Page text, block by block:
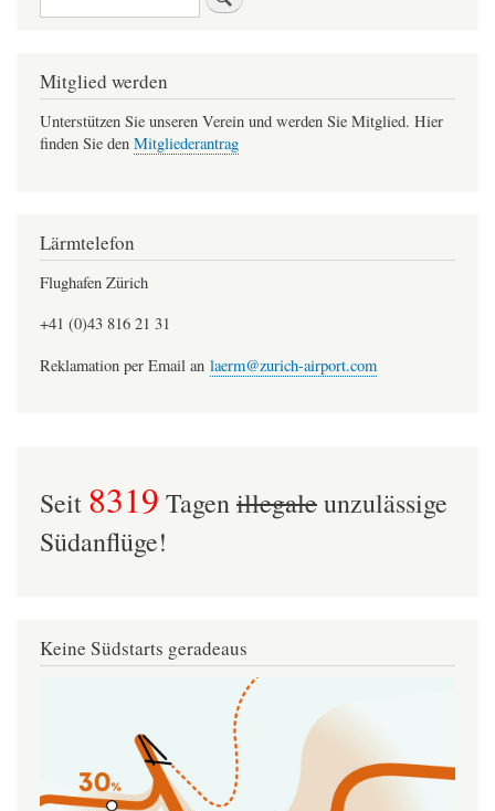
Mitglied werden
Unterstützen Sie unseren Verein und werden Sie Mitglied. Hier
finden Sie den Mitgliederantrag
Lärmtelefon
Flughafen Zürich
+41 (0)43 816 21 31
Reklamation per Email an laerm@zurich-airport.com
Seit 8319 Tagenillegaleunzulässige
Südanflüge!
Keine Südstarts geradeaus